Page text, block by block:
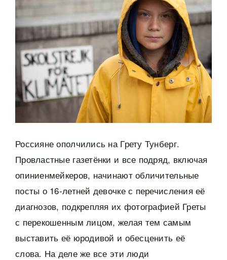
Россияне ополчились на Грету Тунберг.
Провластные газетёнки и все подряд, включая
опиниенмейкеров, начинают обличительные
посты о 16-летней девочке с перечисления её
диагнозов, подкрепляя их фотографией Греты
с перекошенным лицом, желая тем самым
выставить её юродивой и обесценить её
слова. На деле же все эти люди